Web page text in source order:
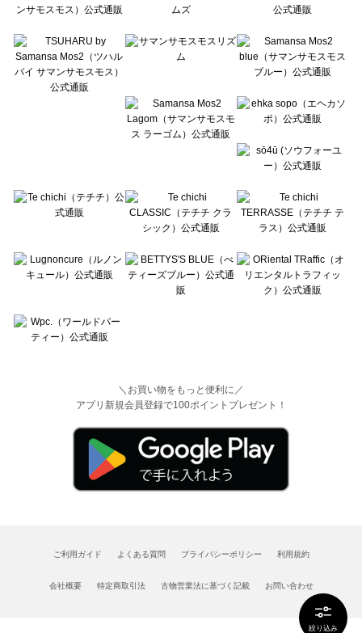
絞り込み
Te chichi CLASSIC（テチチ クラシック）の一覧
Lugnoncure（ルノンキュール）の一覧
BETTY'S BLUE（べティーズブルー）の一覧
Wpc.（ワールドパーティー）の一覧
＼お買い物をもっと便利に／
アプリ新規会員登録で100ポイントプレゼント！
ご利用ガイド よくある質問 プライバシーポリシー 利用規約
会社概要 特定商取引法 古物営業法に基づく記載 お問い合わせ